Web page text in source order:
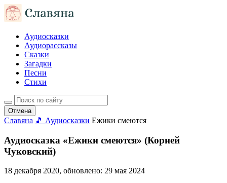
Аудиосказки
Аудиорассказы
Сказки
Загадки
Песни
Стихи
Отмена
Славяна 🎵 Аудиосказки Ежики смеются
Аудиосказка «Ежики смеются» (Корней
Чуковский)
18 декабря 2020, обновлено: 29 мая 2024